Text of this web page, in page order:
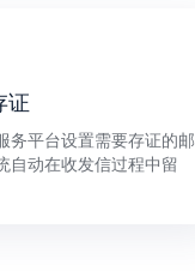
证
务平台设置需要存证的邮
自动在收发信过程中留